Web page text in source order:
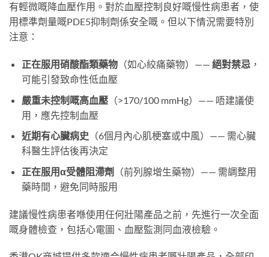
有輕微嘅降血壓作用。對於血壓控制良好嘅慢性病患者，使
用標準劑量嘅PDE5抑制劑係安全嘅。但以下情況需要特別
注意：
正在服用硝酸酯類藥物（如心絞痛藥物）—— 絕對禁忌，
可能引發致命性低血壓
嚴重未控制嘅高血壓（>170/100 mmHg）—— 唔建議使
用，應先控制血壓
近期有心臟病史 （6個月內心肌梗塞或中風）—— 需心臟
科醫生評估後再決定
正在服用α受體阻滯劑
（前列腺增生藥物）—— 需調整用
藥時間，避免同時服用
建議慢性病患者喺使用任何壯陽產品之前，先進行一次全面
嘅身體檢查，包括心電圖、血壓監測同血液檢驗。